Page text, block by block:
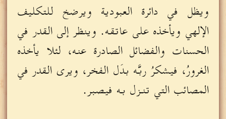
ويظل في دائرة العبودية ويرضخ للتكليف
الإلهي ويأخذه على عاتقه. وينظر إلى القدر في
الحسنات والفضائل الصادرة عنه، لئلا يأخذه
الغرورُ، فيشكرُ ربَّه بدَل الفخر، ويرى القدر في
المصائب التي تنـزل به فيصبر.